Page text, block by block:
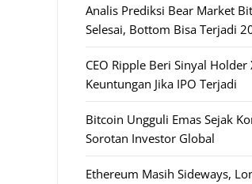
Analis Prediksi Bear Market
Selesai, Bottom Bisa Terjadi
CEO Ripple Beri Sinyal Holder
Keuntungan Jika IPO Terjadi
Bitcoin Ungguli Emas Sejak
Sorotan Investor Global
Ethereum Masih Sideways,